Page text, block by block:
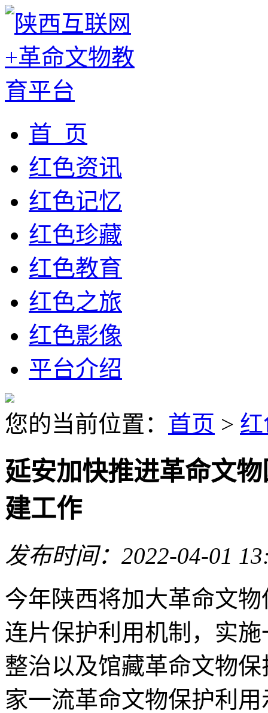
首 页
红色资讯
红色记忆
红色珍藏
红色教育
红色之旅
红色影像
平台介绍
您的当前位置： 首页 >
延安加快推进革命文
建工作
发布时间：2022-04-01
今年陕西将加大革命文
连片保护利用机制，实
整治以及馆藏革命文物
家一流革命文物保护利